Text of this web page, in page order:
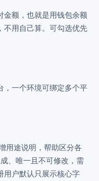
金额，也就是用钱包余额
不用自己算。可勾选优先
，一个环境可绑定多个平
用途说明，帮助区分各
、唯一且不可修改，需
用户默认只展示核心字